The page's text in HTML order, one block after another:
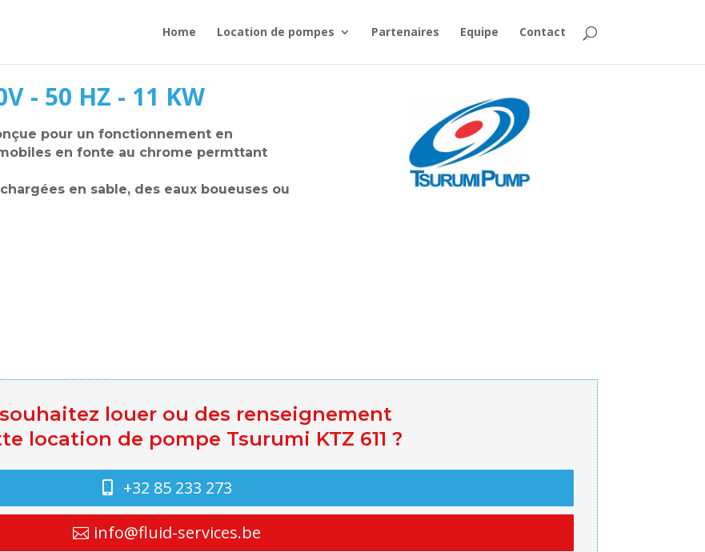
Home Location de pompes Partenaires Equipe Contact
- 50 HZ - 11 KW
pour un fonctionnement en
en fonte au chrome permttant
en sable, des eaux boueuses ou
louer ou des renseignement
location de pompe Tsurumi KTZ 611 ?
+32 85 233 273
info@fluid-services.be